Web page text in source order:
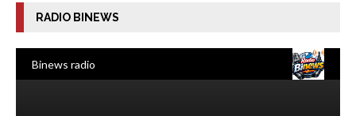
RADIO BINEWS